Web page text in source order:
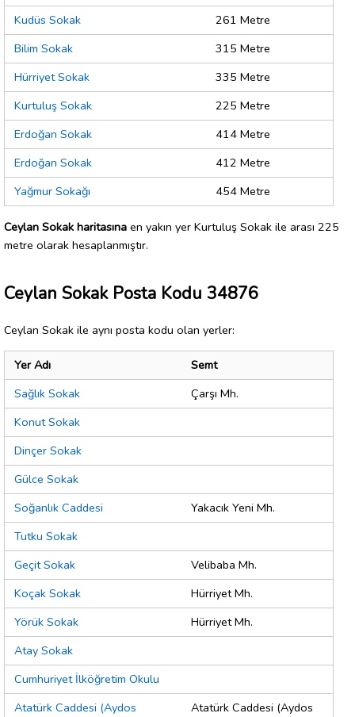
Kudüs Sokak
261 Metre
Bilim Sokak
315 Metre
Hürriyet Sokak
335 Metre
Kurtuluş Sokak
225 Metre
Erdoğan Sokak
414 Metre
Erdoğan Sokak
412 Metre
Yağmur Sokağı
454 Metre
Ceylan Sokak haritasına en yakın yer Kurtuluş Sokak ile arası 225
metre olarak hesaplanmıştır.
Ceylan Sokak Posta Kodu 34876
Ceylan Sokak ile aynı posta kodu olan yerler:
Yer Adı
Semt
Sağlık Sokak
Çarşı Mh.
Konut Sokak
Dinçer Sokak
Gülce Sokak
Soğanlık Caddesi
Yakacık Yeni Mh.
Tutku Sokak
Geçit Sokak
Velibaba Mh.
Koçak Sokak
Hürriyet Mh.
Yörük Sokak
Hürriyet Mh.
Atay Sokak
Cumhuriyet İlköğretim Okulu
Atatürk Caddesi (Aydos
Atatürk Caddesi (Aydos